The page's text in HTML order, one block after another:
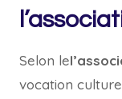
Selon le
vocation